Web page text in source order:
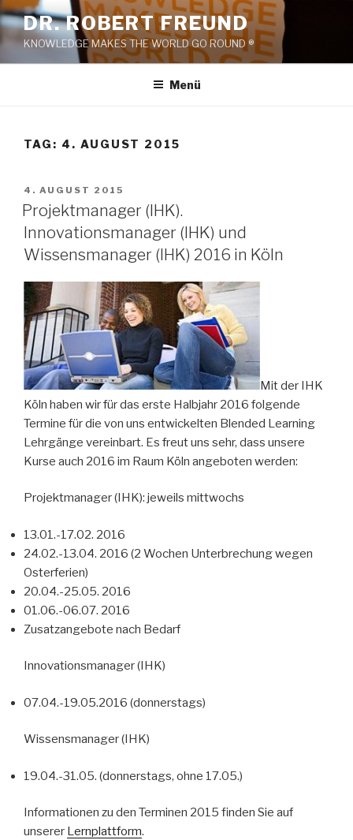
Zum
Inhalt
springen
DR. ROBERT FREUND
KNOWLEDGE MAKES THE WORLD GO ROUND ®
Menü
TAG: 4. AUGUST 2015
VERÖFFENTLICHT
AM
4. AUGUST 2015
Projektmanager (IHK).
Innovationsmanager (IHK) und
Wissensmanager (IHK) 2016 in Köln
Mit der IHK
Köln haben wir für das erste Halbjahr 2016 folgende
Termine für die von uns entwickelten Blended Learning
Lehrgänge vereinbart. Es freut uns sehr, dass unsere
Kurse auch 2016 im Raum Köln angeboten werden:
Projektmanager (IHK): jeweils mittwochs
13.01.-17.02. 2016
24.02.-13.04. 2016 (2 Wochen Unterbrechung wegen
Osterferien)
20.04.-25.05. 2016
01.06.-06.07. 2016
Zusatzangebote nach Bedarf
Innovationsmanager (IHK)
07.04.-19.05.2016 (donnerstags)
Wissensmanager (IHK)
19.04.-31.05. (donnerstags, ohne 17.05.)
Informationen zu den Terminen 2015 finden Sie auf
unserer Lernplattform.